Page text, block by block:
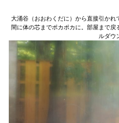
大涌谷（おおわくだに）から直接引かれ
間に体の芯までポカポカに。部屋まで
ルダウ